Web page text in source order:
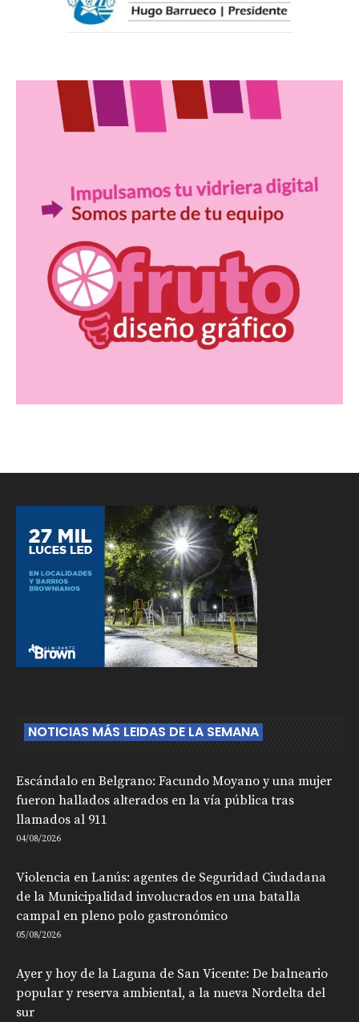
NOTICIAS MÁS LEIDAS DE LA SEMANA
Escándalo en Belgrano: Facundo Moyano y una mujer
fueron hallados alterados en la vía pública tras
llamados al 911
04/08/2026
Violencia en Lanús: agentes de Seguridad Ciudadana
de la Municipalidad involucrados en una batalla
campal en pleno polo gastronómico
05/08/2026
Ayer y hoy de la Laguna de San Vicente: De balneario
popular y reserva ambiental, a la nueva Nordelta del
sur